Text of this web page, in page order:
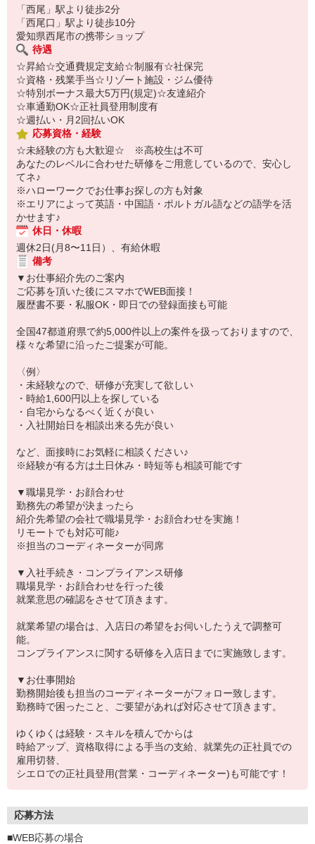
「西尾」駅より徒歩2分
「西尾口」駅より徒歩10分
愛知県西尾市の携帯ショップ
待遇
☆昇給☆交通費規定支給☆制服有☆社保完
☆資格・残業手当☆リゾート施設・ジム優待
☆特別ボーナス最大5万円(規定)☆友達紹介
☆車通勤OK☆正社員登用制度有
☆週払い・月2回払いOK
応募資格・経験
☆未経験の方も大歓迎☆ ※高校生は不可
あなたのレベルに合わせた研修をご用意しているので、安心し
てネ♪
※ハローワークでお仕事お探しの方も対象
※エリアによって英語・中国語・ポルトガル語などの語学を活
かせます♪
休日・休暇
週休2日(月8〜11日）、有給休暇
備考
▼お仕事紹介先のご案内
ご応募を頂いた後にスマホでWEB面接！
履歴書不要・私服OK・即日での登録面接も可能
全国47都道府県で約5,000件以上の案件を扱っておりますので、
様々な希望に沿ったご提案が可能。
〈例〉
・未経験なので、研修が充実して欲しい
・時給1,600円以上を探している
・自宅からなるべく近くが良い
・入社開始日を相談出来る先が良い
など、面接時にお気軽に相談ください♪
※経験が有る方は土日休み・時短等も相談可能です
▼職場見学・お顔合わせ
勤務先の希望が決まったら
紹介先希望の会社で職場見学・お顔合わせを実施！
リモートでも対応可能♪
※担当のコーディネーターが同席
▼入社手続き・コンプライアンス研修
職場見学・お顔合わせを行った後
就業意思の確認をさせて頂きます。
就業希望の場合は、入店日の希望をお伺いしたうえで調整可
能。
コンプライアンスに関する研修を入店日までに実施致します。
▼お仕事開始
勤務開始後も担当のコーディネーターがフォロー致します。
勤務時で困ったこと、ご要望があれば対応させて頂きます。
ゆくゆくは経験・スキルを積んでからは
時給アップ、資格取得による手当の支給、就業先の正社員での
雇用切替、
シエロでの正社員登用(営業・コーディネーター)も可能です！
応募方法
■WEB応募の場合